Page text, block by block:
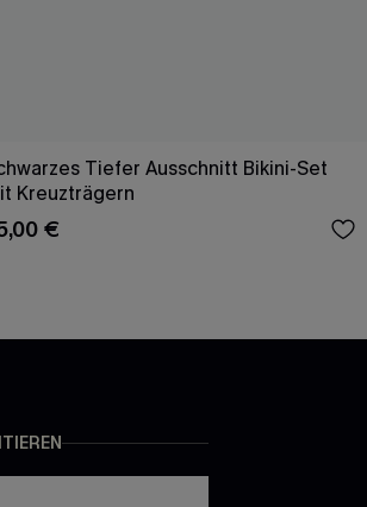
Tiefer Ausschnitt Bikini-Set
Kreuzträgern
€